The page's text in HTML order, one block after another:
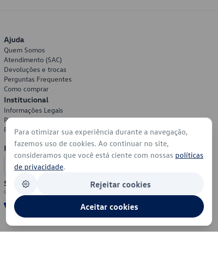
Ajuda
Quem Somos
Atendimento (SAC)
Devoluções e trocas
Perguntas Frequentes
Como comprar
Institucional
Informações Legais
Política de Privacidade
Política de Cookies
Formas de Pagamento
Segurança
Para otimizar sua experiência durante a navegação,
fazemos uso de cookies. Ao continuar no site,
consideramos que você está ciente com nossas políticas
de privacidade.
Rejeitar cookies
Aceitar cookies